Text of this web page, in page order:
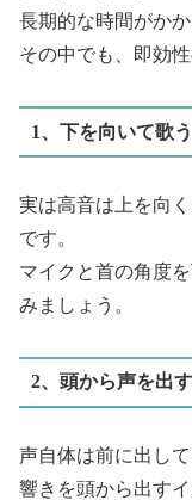
長期的な時間がか
その中でも、即効
1、下を向いて歌う
実は高音は上を向
です。
マイクと首の角度
みましょう。
2、頭から声を出
声自体は前に出し
響きを頭から出す